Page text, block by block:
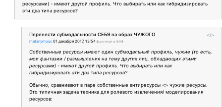
ресурсами) - имеют другой профиль. Что выбирать или как гибридизировать
эти два типа ресурсов?
</>
Перенести субмодальности СЕБЯ на образ ЧУЖОГО
metanymous 01 декабря 2017, 13:54 (оригинал в ЖЖ)
Собственные ресурсы имеют один субмодальный профиль, чужие (то есть,
мои фантазии / размышления на тему других лиц, обладающих этими
ресурсами) - имеют другой профиль. Что выбирать или как
гибридизировать эти два типа ресурсов?
Обычно, сравнивают в паре собственные антиресурсы <> чужие ресурсы.
Это типичная задача техника для ролевого извлечения/ моделирования
ресурсов: